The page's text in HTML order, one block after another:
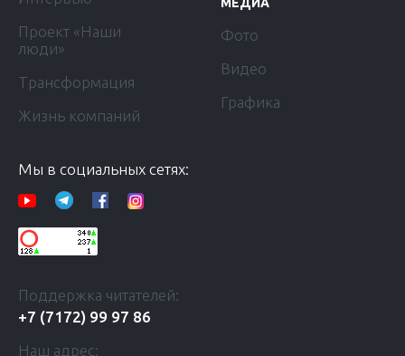
Проект «Наши
люди»
Трансформация
Жизнь компаний
МЕДИА
Фото
Видео
Графика
Мы в социальных сетях:
Поддержка читателей:
+7 (7172) 99 97 86
Наш адрес: